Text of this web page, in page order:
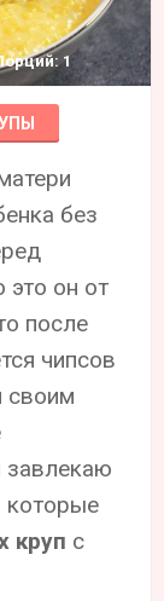
1
без
он от
после
чипсов
своим
завлекаю
которые
круп с